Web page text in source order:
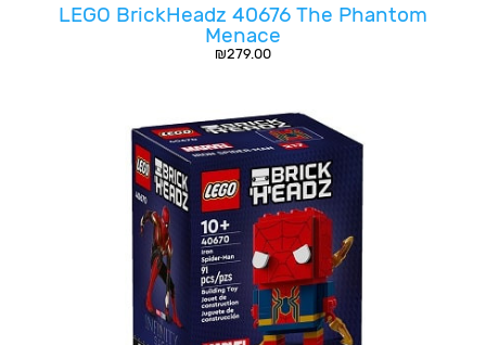
LEGO BrickHeadz 40676 The Phantom
Menace
₪279.00